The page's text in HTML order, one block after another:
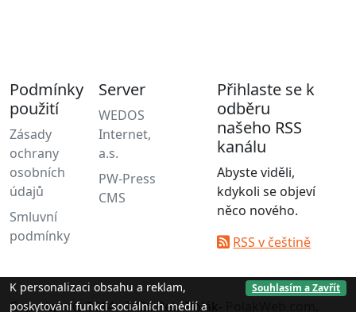
Podmínky
použití
Zásady
ochrany
osobních
údajů
Smluvní
podmínky
Server
WEDOS
Internet,
a.s.
PW-Press
CMS
Přihlaste se k
odběru
našeho RSS
kanálu
Abyste viděli,
kdykoli se objeví
něco nového.
RSS v češtině
Copyright © 2014 - 2026 Petr Polák-
Souhlasím a Zavřít
K personalizaci obsahu a reklam,
poskytování funkcí sociálních médií a